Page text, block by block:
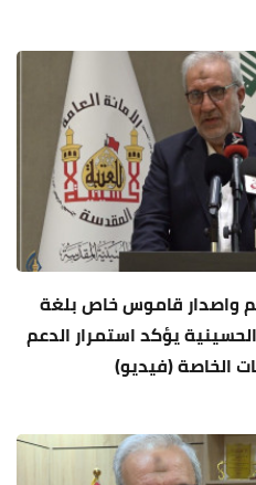
واصدار قاموس خاص بلغة
يؤكد استمرار الدعم
الخاصة (فيديو)